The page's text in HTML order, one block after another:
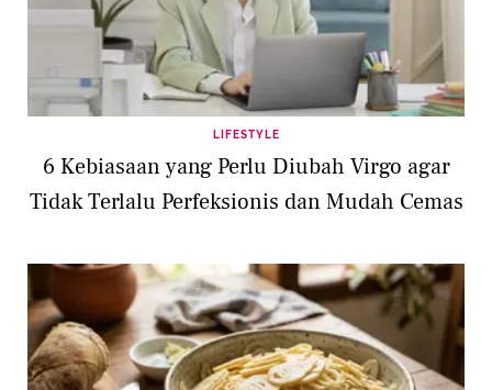
LIFESTYLE
6 Kebiasaan yang Perlu Diubah Virgo agar
Tidak Terlalu Perfeksionis dan Mudah Cemas